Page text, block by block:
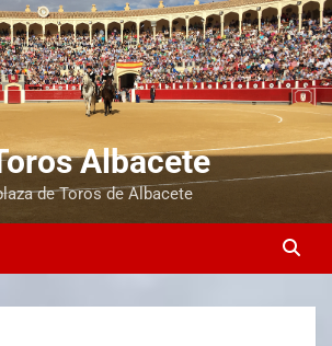
Albacete
de Toros de Albacete